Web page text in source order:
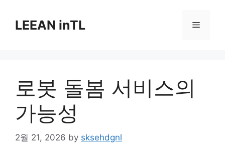
contentLEEAN inTL Menu
로봇 돌봄 서비스의
가능성
2월 21, 2026 by sksehdgnl